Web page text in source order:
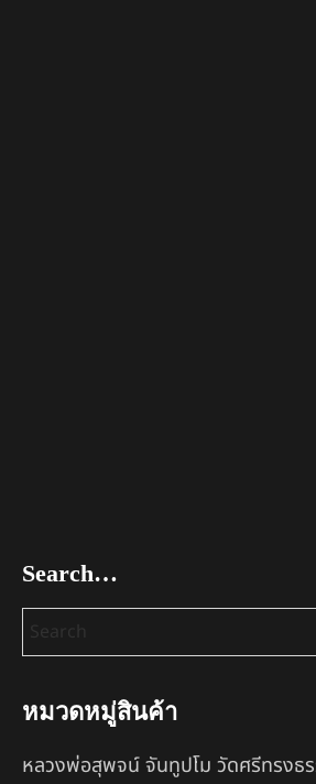
Search…
หมวดหมู่สินค้า
หลวงพ่อสุพจน์ จันทูปโม วัดศรีทรงธ